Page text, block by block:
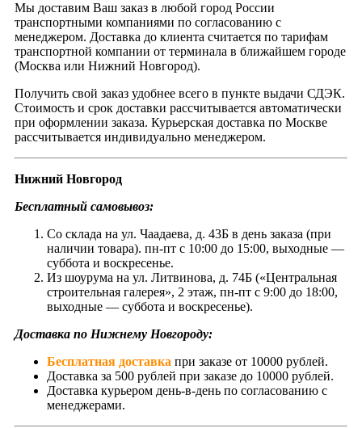
Мы доставим Ваш заказ в любой город России
транспортными компаниями по согласованию с
менеджером. Доставка до клиента считается по тарифам
транспортной компании от терминала в ближайшем городе
(Москва или Нижний Новгород).
Получить свой заказ удобнее всего в пункте выдачи СДЭК.
Стоимость и срок доставки рассчитывается автоматически
при оформлении заказа. Курьерская доставка по Москве
рассчитывается индивидуально менеджером.
Нижний Новгород
Бесплатный самовывоз:
Со склада на ул. Чаадаева, д. 43Б в день заказа (при
наличии товара). пн-пт с 10:00 до 15:00, выходные —
суббота и воскресенье.
Из шоурума на ул. Литвинова, д. 74Б («Центральная
строительная галерея», 2 этаж, пн-пт с 9:00 до 18:00,
выходные — суббота и воскресенье).
Доставка по Нижнему Новгороду:
Бесплатная доставка при заказе от 10000 рублей.
Доставка за 500 рублей при заказе до 10000 рублей.
Доставка курьером день-в-день по согласованию с
менеджерами.